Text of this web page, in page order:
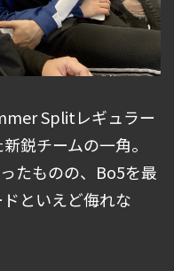
Splitレギュラー
鋭チームの一角。
たものの、Bo5を最
といえど侮れな